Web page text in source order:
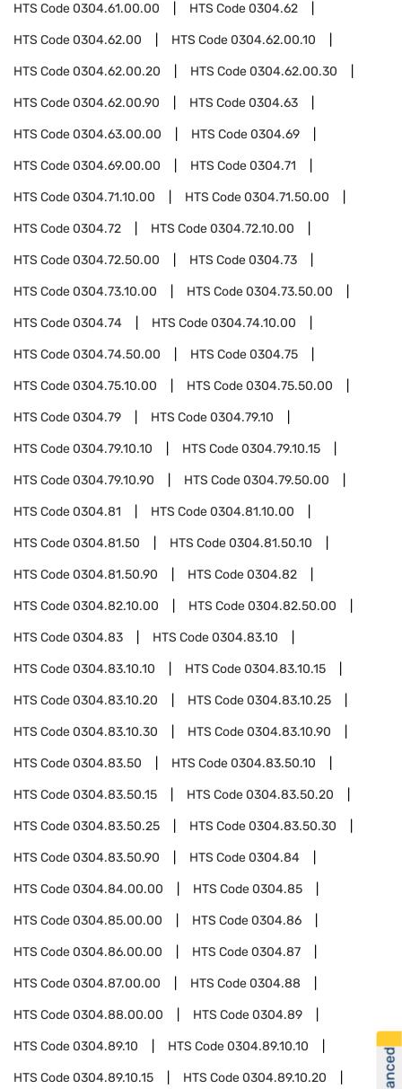
HTS Code0304.61.00.00 HTS Code0304.62
HTS Code0304.62.00 HTS Code0304.62.00.10
HTS Code0304.62.00.20 HTS Code0304.62.00.30
HTS Code0304.62.00.90 HTS Code0304.63
HTS Code0304.63.00.00 HTS Code0304.69
HTS Code0304.69.00.00 HTS Code0304.71
HTS Code0304.71.10.00 HTS Code0304.71.50.00
HTS Code0304.72 HTS Code0304.72.10.00
HTS Code0304.72.50.00 HTS Code0304.73
HTS Code0304.73.10.00 HTS Code0304.73.50.00
HTS Code0304.74 HTS Code0304.74.10.00
HTS Code0304.74.50.00 HTS Code0304.75
HTS Code0304.75.10.00 HTS Code0304.75.50.00
HTS Code0304.79 HTS Code0304.79.10
HTS Code0304.79.10.10 HTS Code0304.79.10.15
HTS Code0304.79.10.90 HTS Code0304.79.50.00
HTS Code0304.81 HTS Code0304.81.10.00
HTS Code0304.81.50 HTS Code0304.81.50.10
HTS Code0304.81.50.90 HTS Code0304.82
HTS Code0304.82.10.00 HTS Code0304.82.50.00
HTS Code0304.83 HTS Code0304.83.10
HTS Code0304.83.10.10 HTS Code0304.83.10.15
HTS Code0304.83.10.20 HTS Code0304.83.10.25
HTS Code0304.83.10.30 HTS Code0304.83.10.90
HTS Code0304.83.50 HTS Code0304.83.50.10
HTS Code0304.83.50.15 HTS Code0304.83.50.20
HTS Code0304.83.50.25 HTS Code0304.83.50.30
HTS Code0304.83.50.90 HTS Code0304.84
HTS Code0304.84.00.00 HTS Code0304.85
HTS Code0304.85.00.00 HTS Code0304.86
HTS Code0304.86.00.00 HTS Code0304.87
HTS Code0304.87.00.00 HTS Code0304.88
HTS Code0304.88.00.00 HTS Code0304.89
HTS Code0304.89.10 HTS Code0304.89.10.10
HTS Code0304.89.10.15 HTS Code0304.89.10.20